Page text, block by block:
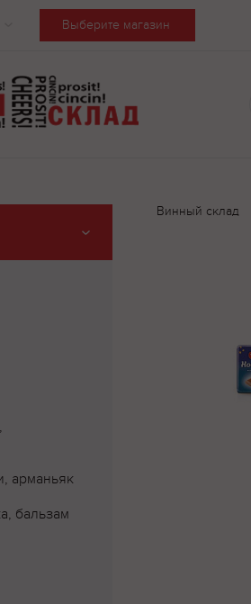
Выберите магазин
арманьяк
бальзам
Винный склад